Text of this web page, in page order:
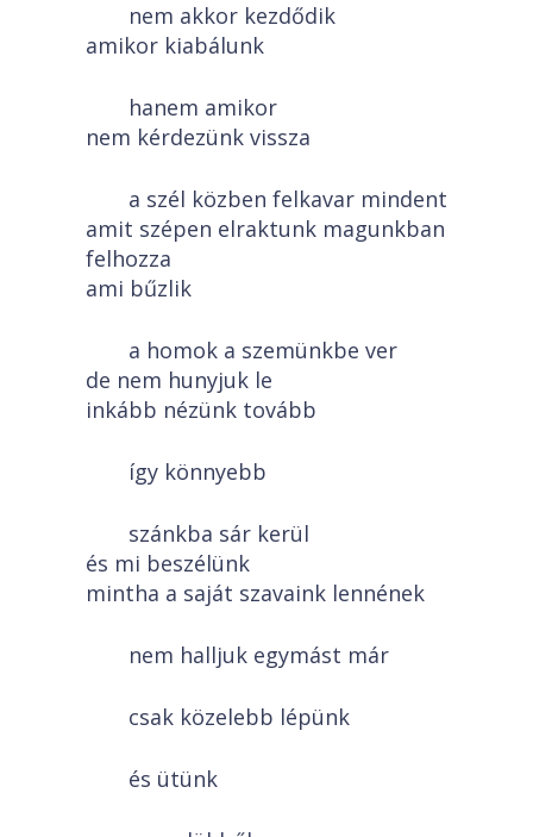
nem akkor kezdődik
amikor kiabálunk
hanem amikor
nem kérdezünk vissza
a szél közben felkavar mindent
amit szépen elraktunk magunkban
felhozza
ami bűzlik
a homok a szemünkbe ver
de nem hunyjuk le
inkább nézünk tovább
így könnyebb
szánkba sár kerül
és mi beszélünk
mintha a saját szavaink lennének
nem halljuk egymást már
csak közelebb lépünk
és ütünk